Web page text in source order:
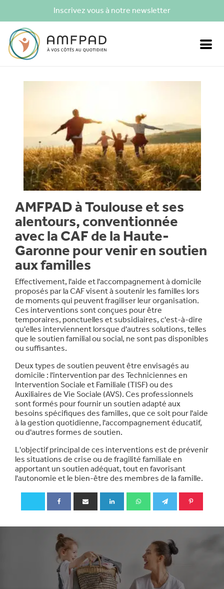
Inscrivez vous à notre newsletter
AMFPAD à Toulouse et ses
alentours, conventionnée
avec la CAF de la Haute-
Garonne pour venir en soutien
aux familles
Effectivement, l'aide et l'accompagnement à domicile
proposés par la CAF visent à soutenir les familles lors
de moments qui peuvent fragiliser leur organisation.
Ces interventions sont conçues pour être
temporaires, ponctuelles et subsidiaires, c'est-à-dire
qu'elles interviennent lorsque d'autres solutions, telles
que le soutien familial ou social, ne sont pas disponibles
ou suffisantes.
Deux types de soutien peuvent être envisagés au
domicile : l'intervention par des Techniciennes en
Intervention Sociale et Familiale (TISF) ou des
Auxiliaires de Vie Sociale (AVS). Ces professionnels
sont formés pour fournir un soutien adapté aux
besoins spécifiques des familles, que ce soit pour l'aide
à la gestion quotidienne, l'accompagnement éducatif,
ou d'autres formes de soutien.
L'objectif principal de ces interventions est de prévenir
les situations de crise ou de fragilité familiale en
apportant un soutien adéquat, tout en favorisant
l'autonomie et le bien-être des membres de la famille.